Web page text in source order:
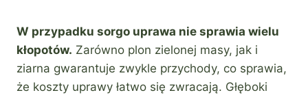
W przypadku sorgo uprawa nie sprawia wielu
kłopotów. Zarówno plon zielonej masy, jak i
ziarna gwarantuje zwykle przychody, co sprawia,
że koszty uprawy łatwo się zwracają. Głęboki